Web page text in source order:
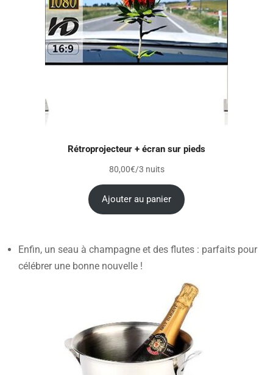
Rétroprojecteur + écran sur pieds
80,00€/3 nuits
Ajouter au panier
Enfin, un seau à champagne et des flutes : parfaits pour
célébrer une bonne nouvelle !